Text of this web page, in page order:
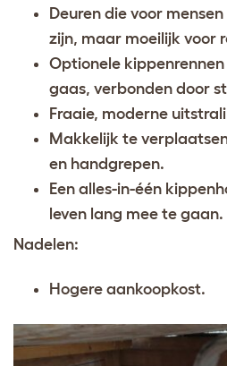
Deuren die voor
zijn, maar moeilijk voor
Optionele
gaas, verbonden door
Fraaie, moderne
Makkelijk te
en handgrepen.
Een alles-in-één
leven lang mee te gaan.
Nadelen:
Hogere aankoopkost.